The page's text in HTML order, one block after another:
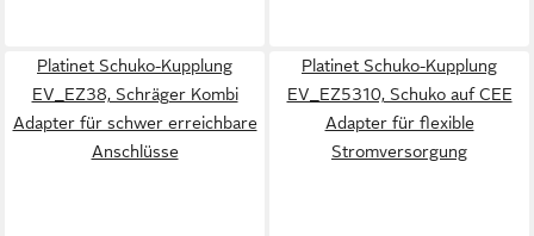
Platinet Schuko-Kupplung
EV_EZ38, Schräger Kombi
Adapter für schwer erreichbare
Anschlüsse
Platinet Schuko-Kupplung
EV_EZ5310, Schuko auf CEE
Adapter für flexible
Stromversorgung